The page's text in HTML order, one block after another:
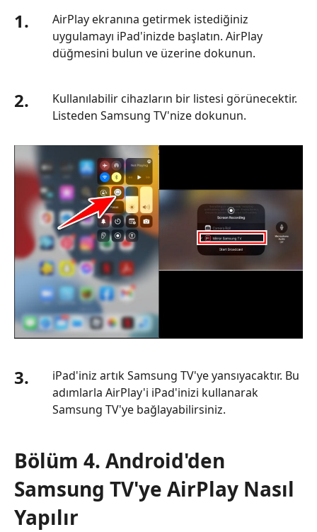
1.
AirPlay ekranına getirmek istediğiniz
uygulamayı iPad'inizde başlatın. AirPlay
düğmesini bulun ve üzerine dokunun.
2.
Kullanılabilir cihazların bir listesi görünecektir.
Listeden Samsung TV'nize dokunun.
3.
iPad'iniz artık Samsung TV'ye yansıyacaktır. Bu
adımlarla AirPlay'i iPad'inizi kullanarak
Samsung TV'ye bağlayabilirsiniz.
Bölüm 4. Android'den
Samsung TV'ye AirPlay Nasıl
Yapılır